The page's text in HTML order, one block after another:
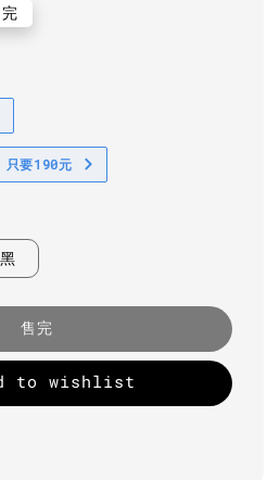
只要190元
黑
售完
to wishlist